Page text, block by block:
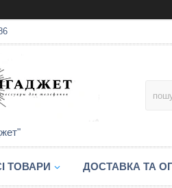
ТОВАРИ ДОСТАВКА ТА